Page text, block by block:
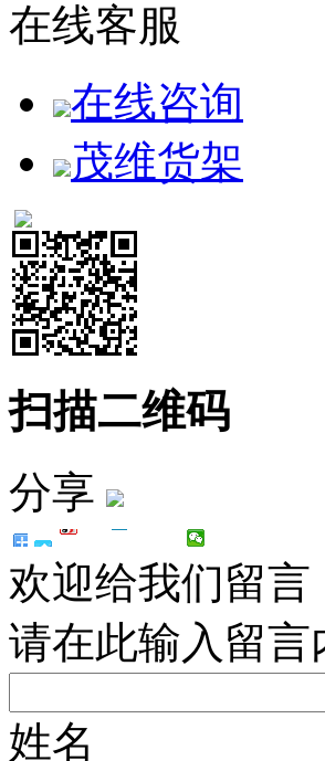
在线客服
在线咨询
茂维货架
扫描二维码
分享
欢迎给我们留言
请在此输入留
姓名